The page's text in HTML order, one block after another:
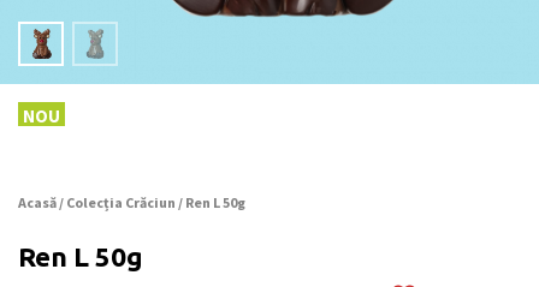
NOU
Acasă / Colecția Crăciun / Ren L 50g
Ren L 50g